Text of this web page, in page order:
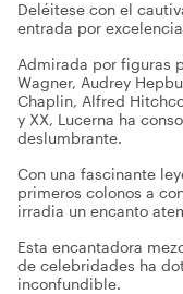
Deléitese con el
entrada por
Admirada por figuras
Wagner, Audrey
Chaplin, Alfred
y XX, Lucerna ha
deslumbrante.
Con una fascinante
primeros colonos a
irradia un encanto
Esta encantadora
de celebridades ha
inconfundible.